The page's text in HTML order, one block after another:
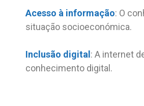
Acesso à informação: O
situação socioeconómica.
Inclusão digital : A internet
conhecimento digital.